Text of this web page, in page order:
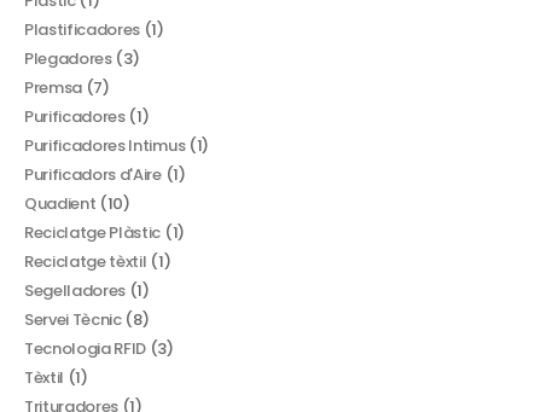
Plastificadores (1)
Plegadores(3)
Premsa (7)
Purificadores(1)
Purificadores Intimus(1)
Purificadors d'Aire(1)
Quadient (10)
Reciclatge Plàstic (1)
Reciclatge tèxtil (1)
Segelladores (1)
Servei Tècnic(8)
Tecnologia RFID (3)
Tèxtil (1)
Trituradores (1)